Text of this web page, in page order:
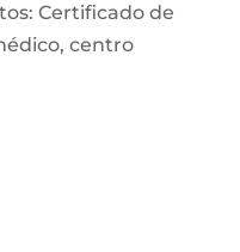
Certificado de
centro